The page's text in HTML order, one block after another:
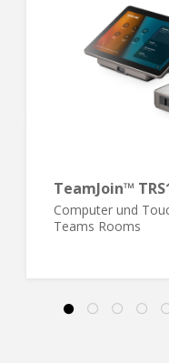
TeamJoin™
Computer und
Teams Rooms